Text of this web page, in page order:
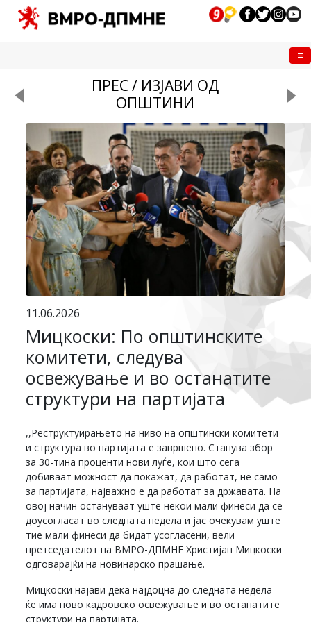
ПРЕС / ИЗЈАВИ ОД
ОПШТИНИ
11.06.2026
Мицкоски: По општинските
комитети, следува
освежување и во останатите
структури на партијата
,,Реструктуирањето на ниво на општински комитети
и структура во партијата е завршено. Станува збор
за 30-тина проценти нови луѓе, кои што сега
добиваат можност да покажат, да работат, не само
за партијата, најважно е да работат за државата. На
овој начин остануваат уште некои мали финеси да се
доусогласат во следната недела и јас очекувам уште
тие мали финеси да бидат усогласени, вели
претседателот на ВМРО-ДПМНЕ Христијан Мицкоски
одговарајќи на новинарско прашање.
Мицкоски најави дека најдоцна до следната недела
ќе има ново кадровско освежување и во останатите
структури на партијата.